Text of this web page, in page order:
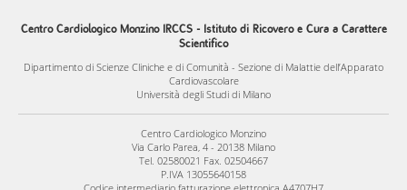
Centro Cardiologico Monzino IRCCS - Istituto di Ricovero e Cura a Carattere
Scientifico
Dipartimento di Scienze Cliniche e di Comunità - Sezione di Malattie dell’Apparato
Cardiovascolare
Università degli Studi di Milano
Centro Cardiologico Monzino
Via Carlo Parea, 4 - 20138 Milano
Tel. 02580021 Fax. 02504667
P.IVA 13055640158